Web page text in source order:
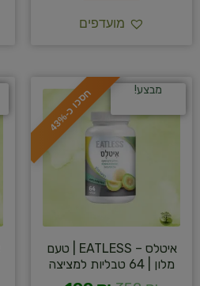
מועדפים
ח
ס
כ
ו
כ
-
4
3
% מבצע!
איטלס – EATLESS | טעם
מלון | 64 טבליות למציצה